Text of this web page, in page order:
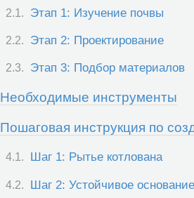
Этап 1: Изучение почвы
Этап 2: Проектирование
Этап 3: Подбор материалов
Необходимые инструменты
Пошаговая инструкция по
Шаг 1: Рытье котлована
Шаг 2: Устойчивое основание